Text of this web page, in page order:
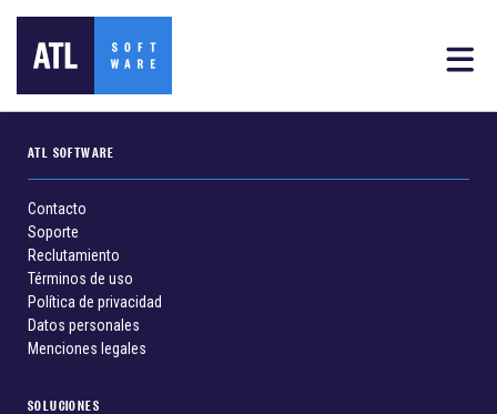
ATL SOFTWARE
Contacto
Soporte
Reclutamiento
Términos de uso
Política de privacidad
Datos personales
Menciones legales
SOLUCIONES